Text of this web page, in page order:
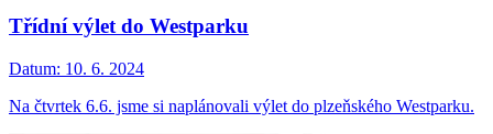
Třídní výlet do Westparku
Datum: 10. 6. 2024
Na čtvrtek 6.6. jsme si naplánovali výlet do plzeňského Westparku.